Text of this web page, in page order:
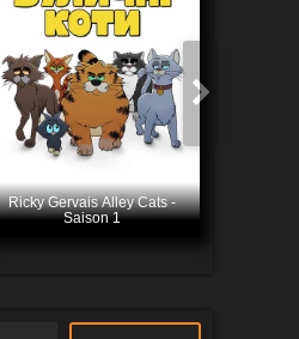
Ricky Gervais Alley Cats -
Saison 1